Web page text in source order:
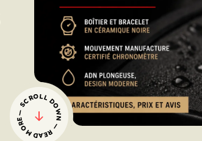
— SCROLL DOWN — READ MORE